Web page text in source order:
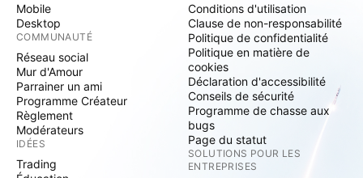
Mobile
Desktop
COMMUNAUTÉ
Réseau social
Mur d'Amour
Parrainer un ami
Programme Créateur
Règlement
Modérateurs
IDÉES
Trading
Conditions d'utilisation
Clause de non-responsabilité
Politique de confidentialité
Politique en matière de
cookies
Déclaration d'accessibilité
Conseils de sécurité
Programme de chasse aux
bugs
Page du statut
SOLUTIONS POUR LES
ENTREPRISES